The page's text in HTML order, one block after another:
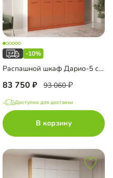
-10%
Распашной шкаф Дарио-5 с антресолью
83 750 93 060
Доступно для доставки
В корзину